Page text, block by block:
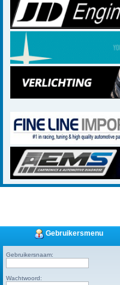
Gebruikersmenu
Gebruikersnaam:
Wachtwoord: